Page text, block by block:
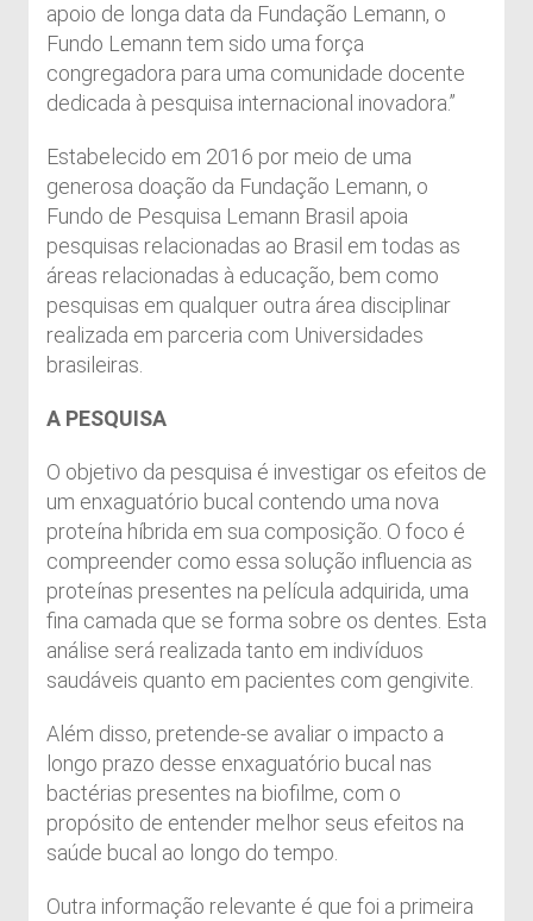
apoio de longa data da Fundação Lemann, o
Fundo Lemann tem sido uma força
congregadora para uma comunidade docente
dedicada à pesquisa internacional inovadora.”
Estabelecido em 2016 por meio de uma
generosa doação da Fundação Lemann, o
Fundo de Pesquisa Lemann Brasil apoia
pesquisas relacionadas ao Brasil em todas as
áreas relacionadas à educação, bem como
pesquisas em qualquer outra área disciplinar
realizada em parceria com Universidades
brasileiras.
A PESQUISA
O objetivo da pesquisa é investigar os efeitos de
um enxaguatório bucal contendo uma nova
proteína híbrida em sua composição. O foco é
compreender como essa solução influencia as
proteínas presentes na película adquirida, uma
fina camada que se forma sobre os dentes. Esta
análise será realizada tanto em indivíduos
saudáveis quanto em pacientes com gengivite.
Além disso, pretende-se avaliar o impacto a
longo prazo desse enxaguatório bucal nas
bactérias presentes na biofilme, com o
propósito de entender melhor seus efeitos na
saúde bucal ao longo do tempo.
Outra informação relevante é que foi a primeira